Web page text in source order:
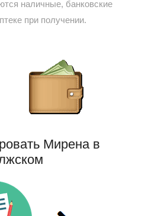
наличные, банковские
при получении.
Мирена в